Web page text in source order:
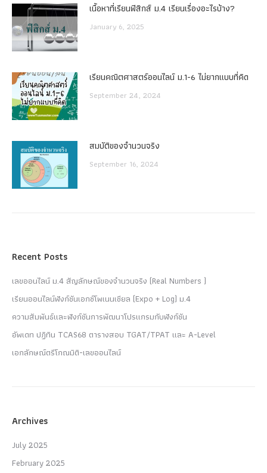
เนื้อหาที่เรียนฟิสิกส์ ม.4 เรียนเรื่องอะไรบ้าง?
January 6, 2025
เรียนคณิตศาสตร์ออนไลน์ ม.1-6 ไม่ยากแบบที่คิด
September 24, 2024
สมบัติของจำนวนจริง
September 16, 2024
Recent Posts
เลขออนไลน์ ม.4 สัญลักษณ์ของจำนวนจริง (Real Numbers )
เรียนออนไลน์ฟังก์ชันเอกซ์โพเนนเชียล (Expo + Log) ม.4
ความสัมพันธ์และฟังก์ชันการพัฒนาโปรแกรมกับฟังก์ชัน
อัพเดท ปฏิทิน TCAS68 ตารางสอบ TGAT/TPAT และ A-Level
เอกลักษณ์ตรีโกณมิติ-เลขออนไลน์
Archives
July 2025
February 2025